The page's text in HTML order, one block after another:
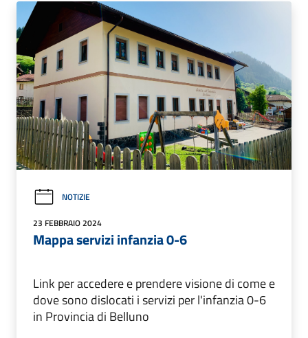
NOTIZIE
23 FEBBRAIO 2024
Mappa servizi infanzia 0-6
Link per accedere e prendere visione di come e
dove sono dislocati i servizi per l'infanzia 0-6
in Provincia di Belluno